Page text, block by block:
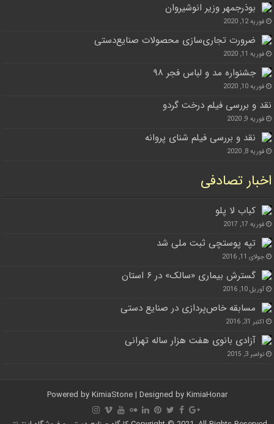
بوذرجمهر وزیر انوشیروان
فوریه 12, 2020
ضرورت تجاری‌سازی محصولات صنایع‌دستی
فوریه 11, 2020
جشنواره مد و لباس فجر ۹۸
فوریه 10, 2020
نقد و بررسی فیلم درخت گردو
فوریه 9, 2020
نقد و بررسی فیلم شنای پروانه
فوریه 8, 2020
اخبار تصادفی
کباب لا پلو
فوریه 17, 2017
تپه پوستچی ثبت ملی شد
جولای 11, 2016
گسترش بیماری «سالک» در ۶ استان
آوریل 10, 2016
مسابقه خاص‌پردازی در صنایع دستی
اکتبر 31, 2016
آزادی بانوی هفت هزار ساله تهرانی
نوامبر 3, 2015
Powered byKimiaStone| Designed byKimiaHonar